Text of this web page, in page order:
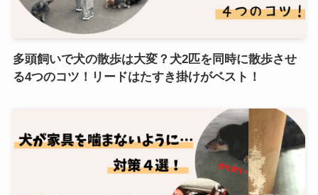
多頭飼いで犬の散歩は大変？犬2匹を同時に散歩させ
る4つのコツ！リードはたすき掛けがベスト！